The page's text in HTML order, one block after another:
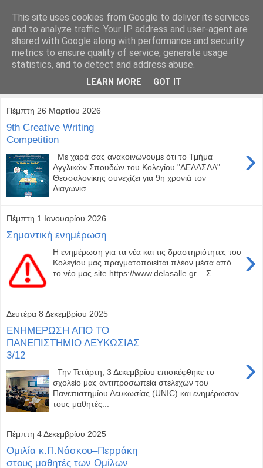
Πέμπτη 26 Μαρτίου 2026
9th Creative Writing
Competition
›
Με χαρά σας ανακοινώνουμε ότι το Τμήμα
Αγγλικών Σπουδών του Κολεγίου "ΔΕΛΑΣΑΛ"
Θεσσαλονίκης συνεχίζει για 9η χρονιά τον
Διαγωνισ...
Πέμπτη 1 Ιανουαρίου 2026
Σημαντική ενημέρωση
›
Η ενημέρωση για τα νέα και τις δραστηριότητες του
Κολεγίου μας πραγματοποιείται πλέον μέσα από
το νέο μας site https://www.delasalle.gr . Σ...
Δευτέρα 8 Δεκεμβρίου 2025
ΕΝΗΜΕΡΩΣΗ ΑΠΟ ΤΟ
ΠΑΝΕΠΙΣΤΗΜΙΟ ΛΕΥΚΩΣΙΑΣ
3/12
›
Την Τετάρτη, 3 Δεκεμβρίου επισκέφθηκε το
σχολείο μας αντιπροσωπεία στελεχών του
Πανεπιστημίου Λευκωσίας (UNIC) και ενημέρωσαν
τους μαθητές...
Πέμπτη 4 Δεκεμβρίου 2025
Ομιλία κ.Π.Νάσκου–Περράκη
στους μαθητές των Ομίλων
This site uses cookies from Google to deliver its services
and to analyze traffic. Your IP address and user-agent are
shared with Google along with performance and security
metrics to ensure quality of service, generate usage
statistics, and to detect and address abuse.
LEARN MORE GOT IT